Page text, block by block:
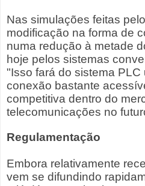
Nas simulações feitas
modificação na forma de
numa redução à metade
hoje pelos sistemas
"Isso fará do sistema
conexão bastante
competitiva dentro do
telecomunicações no
Regulamentação
Embora relativamente
vem se difundindo